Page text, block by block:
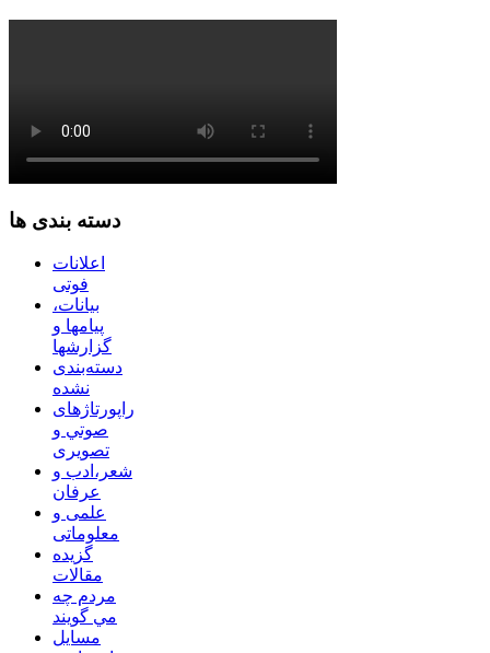
دسته بندی ها
اعلانات
فوتی
بیانات،
پیامها و
گزارشها
دسته‌بندی
نشده
راپورتاژهای
صوتي و
تصويری
شعر،ادب و
عرفان
علمی و
معلوماتی
گزیده
مقالات
مردم چه
مي گويند
مسايل